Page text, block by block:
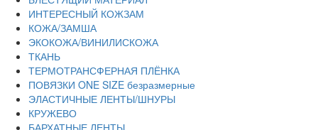
ИНТЕРЕСНЫЙ КОЖЗАМ
КОЖА/ЗАМША
ЭКОКОЖА/ВИНИЛИСКОЖА
ТКАНЬ
ТЕРМОТРАНСФЕРНАЯ ПЛЁНКА
ПОВЯЗКИ ONE SIZE безразмерные
ЭЛАСТИЧНЫЕ ЛЕНТЫ/ШНУРЫ
КРУЖЕВО
БАРХАТНЫЕ ЛЕНТЫ